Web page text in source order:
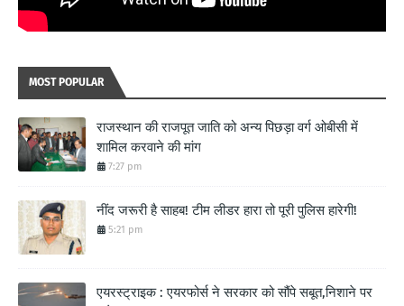
MOST POPULAR
राजस्थान की राजपूत जाति को अन्य पिछड़ा वर्ग ओबीसी में
शामिल करवाने की मांग
7:27 pm
नींद जरूरी है साहब! टीम लीडर हारा तो पूरी पुलिस हारेगी!
5:21 pm
एयरस्ट्राइक : एयरफोर्स ने सरकार को सौंपे सबूत,निशाने पर